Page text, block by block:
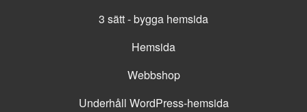
3 sätt - bygga hemsida
Hemsida
Webbshop
Underhåll WordPress-hemsida